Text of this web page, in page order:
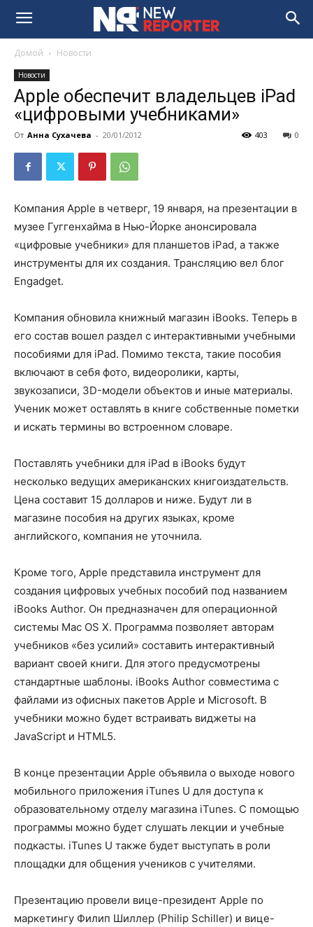
Домой Новости
Новости
Apple обеспечит владельцев iPad
«цифровыми учебниками»
От Анна Сухачева - 20/01/2012 0
403
Компания Apple в четверг, 19 января, на презентации в
музее Гуггенхайма в Нью-Йорке анонсировала
«цифровые учебники» для планшетов iPad, а также
инструменты для их создания. Трансляцию вел блог
Engadget.
Компания обновила книжный магазин iBooks. Теперь в
его состав вошел раздел с интерактивными учебными
пособиями для iPad. Помимо текста, такие пособия
включают в себя фото, видеоролики, карты,
звукозаписи, 3D-модели объектов и иные материалы.
Ученик может оставлять в книге собственные пометки
и искать термины во встроенном словаре.
Поставлять учебники для iPad в iBooks будут
несколько ведущих американских книгоиздательств.
Цена составит 15 долларов и ниже. Будут ли в
магазине пособия на других языках, кроме
английского, компания не уточнила.
Кроме того, Apple представила инструмент для
создания цифровых учебных пособий под названием
iBooks Author. Он предназначен для операционной
системы Mac OS X. Программа позволяет авторам
учебников «без усилий» составить интерактивный
вариант своей книги. Для этого предусмотрены
стандартные шаблоны. iBooks Author совместима с
файлами из офисных пакетов Apple и Microsoft. В
учебники можно будет встраивать виджеты на
JavaScript и HTML5.
В конце презентации Apple объявила о выходе нового
мобильного приложения iTunes U для доступа к
образовательному отделу магазина iTunes. С помощью
программы можно будет слушать лекции и учебные
подкасты. iTunes U также будет выступать в роли
площадки для общения учеников с учителями.
Презентацию провели вице-президент Apple по
маркетингу Филип Шиллер (Philip Schiller) и вице-